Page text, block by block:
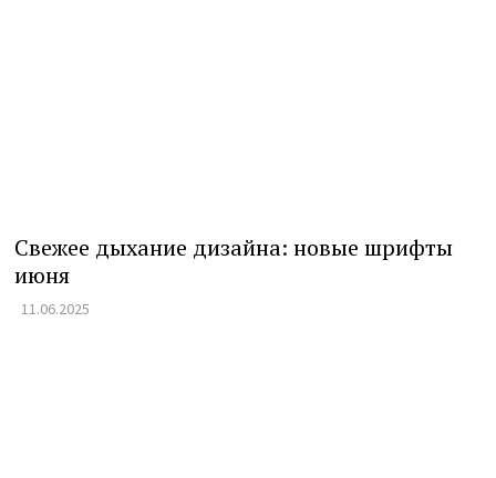
Свежее дыхание дизайна: новые шрифты
июня
11.06.2025